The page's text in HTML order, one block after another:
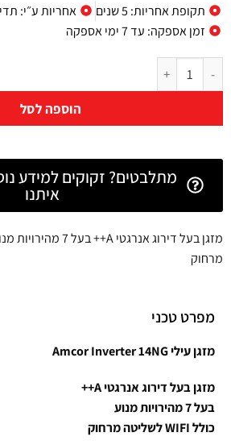
תקופת אחריות: 5 שנים
אחריות ע״י:
זמן אספקה: עד 7 ימי אספקה
הוספה לסל
מתלבטים? זקוקים למידע
איתנו
מזגן בעל דירוג אנרגטי A++ בעל 7 מהירויות מנוע כולל
מרחוק
מפרט טכני
מזגן עילי Amcor Inverter 14NG
מזגן בעל דירוג אנרגטי A++
בעל 7 מהירויות מנוע
כוללWIFIלשליטה מרחוק